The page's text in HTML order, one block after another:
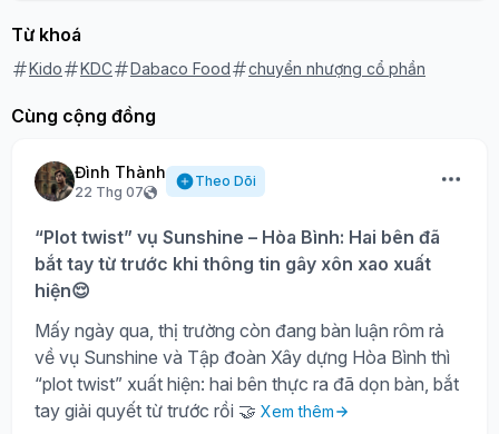
Từ khoá
Kido KDC Dabaco Food chuyển nhượng cổ phần
Cùng cộng đồng
Đình Thành
22 Thg 07
Theo Dõi
“Plot twist” vụ Sunshine – Hòa Bình: Hai bên đã
bắt tay từ trước khi thông tin gây xôn xao xuất
hiện😌
Mấy ngày qua, thị trường còn đang bàn luận rôm rả
về vụ Sunshine và Tập đoàn Xây dựng Hòa Bình thì
“plot twist” xuất hiện: hai bên thực ra đã dọn bàn, bắt
tay giải quyết từ trước rồi 🤝 Xem thêm